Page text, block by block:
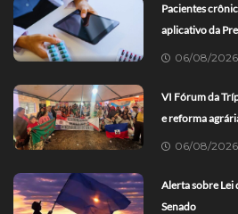
Pacientes
aplicativo da
06/08/2026
VI Fórum da
e reforma
06/08/2026
Alerta sobre Lei
Senado